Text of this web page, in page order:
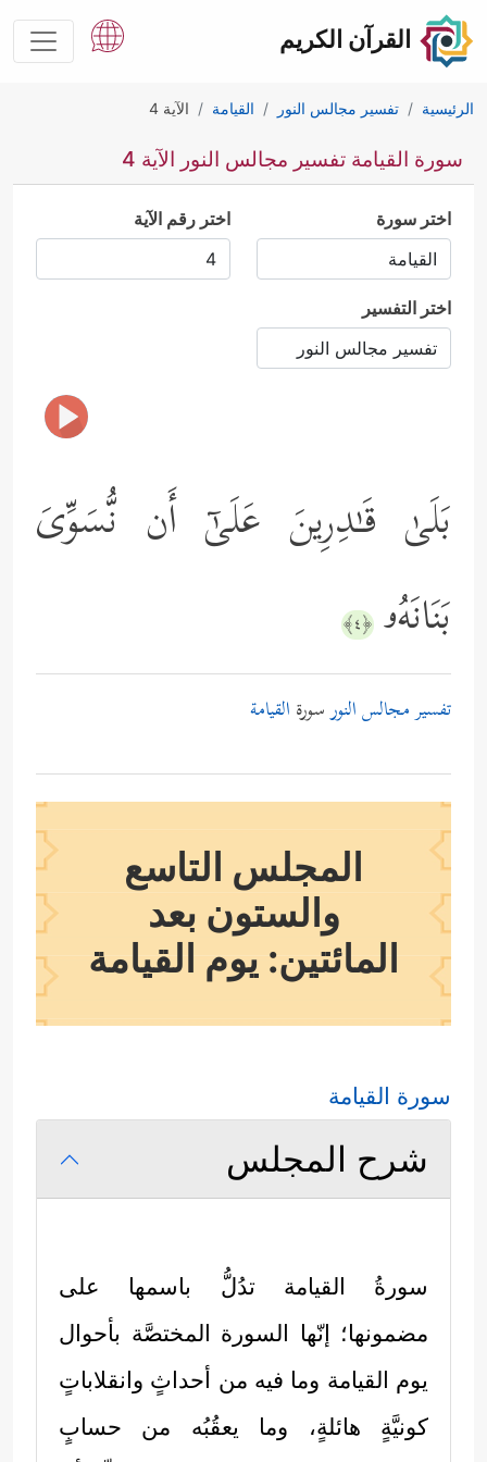
القرآن الكريم
الرئيسية تفسير مجالس النور القيامة الآية 4
سورة القيامة تفسير مجالس النور الآية 4
اختر سورة اختر رقم الآية
اختر التفسير
بَلَىٰ قَـٰدِرِینَ عَلَىٰۤ أَن نُّسَوِّیَ
بَنَانَهُۥ ﴿٤﴾
تفسير مجالس النورسورة القيامة
المجلس التاسع
والستون بعد
المائتين: يوم القيامة
سورة القيامة
شرح المجلس
سورةُ القيامة تدُلُّ باسمها على
مضمونها؛ إنّها السورة المختصَّة بأحوال
يوم القيامة وما فيه من أحداثٍ وانقلاباتٍ
كونيَّةٍ هائلةٍ، وما يعقُبُه من حسابٍ